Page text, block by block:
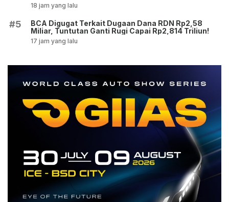
18 jam yang lalu
#5
BCA Digugat Terkait Dugaan Dana RDN Rp2,58
Miliar, Tuntutan Ganti Rugi Capai Rp2,814 Triliun!
17 jam yang lalu